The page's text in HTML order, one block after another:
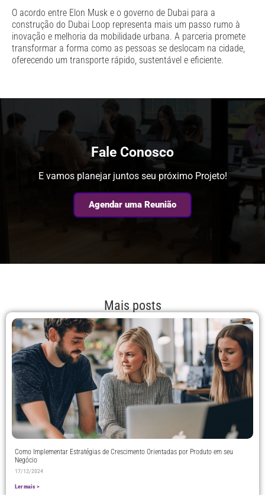
O acordo entre Elon Musk e o governo de Dubai para a
construção do Dubai Loop representa mais um passo rumo à
inovação e melhoria da mobilidade urbana. A parceria promete
transformar a forma como as pessoas se deslocam na cidade,
oferecendo um transporte rápido, sustentável e eficiente.
Fale Conosco
E vamos planejar juntos seu próximo Projeto!
Agendar uma Reunião
Mais posts
Como Implementar Estratégias de Crescimento Orientadas por Produto em seu
Negócio
17/12/2024
Ler mais >